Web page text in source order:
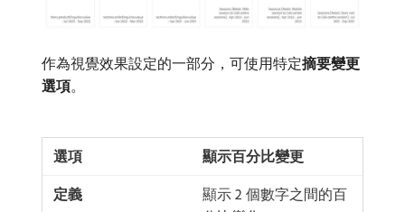
作為視覺效果設定的一部分，可使用特定​摘要變更
選項。
顯示百分比變更
顯示 2 個數字之間的百